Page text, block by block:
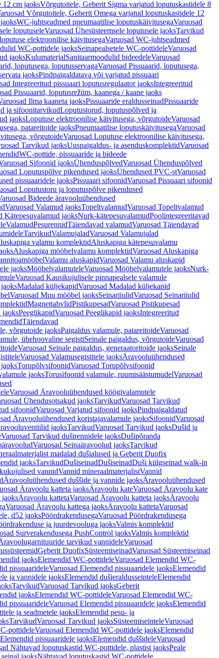
12 cm jaoksVõrgutoitele, Geberit Sigma varjatud loputuskastidele 8
Võrgutoitele, Geberit Omega varjatud loputuskastidele 12
WC-juhtseadmed pneumaatilise loputuskäivitusegaVaruosad
loputuseleVaruosad Ühesüsteemsele loputusele jaoksTarvikud
elektroonilise käivitusegaVaruosad WC-juhtseadmed
WC-pottidele jaoksSeinapealsetele WC-pottideleVaruosad
jaoksKulumaterjalSanitaarmoodulid bideedeleVaruosad
loputusega, loputusservagaVaruosad Pissuaarid, loputusega,
jaoksPindpaigaldatava või varjatud pissuaari
Integreeritud pissuaari loputusregulaator jaoksIntegreeritud
Pissuaarid, loputusrežiim, kaanega / kaane jaoks
Ilma kaaneta jaoksPissuaaride eraldusseinadPissuaaride
ja sifoonitarvikudLoputustorud, loputuspõlved ja
jaoksLoputuse elektroonilise käivitusega, võrgutoideVaruosad
patareitoide jaoksPneumaatilise loputuskäivitusegaVaruosad
võrgutoideVaruosad Loputuse elektroonilise käivitusega,
Tarvikud jaoksUuspaigaldus- ja asenduskomplektidVaruosad
WC-pottide, pissuaaride ja bideede
Sifoonid jaoksÜhenduspõlvedVaruosad Ühenduspõlved
Loputuspõlve pikendused jaoksÜhendused PVC-stVaruosad
pissuaaridele jaoksPissuaari sifoonidVaruosad Pissuaari sifoonid
Loputustoru ja loputuspõlve pikendused
Bideede äravooluühendused
Varuosad Valamud jaoksTopeltvalamudVaruosad Topeltvalamud
Kätepesuvalamud jaoksNurk-kätepesuvalamudPoolintegreeritavad
ValamudPesurennidTäiendavad valamudVaruosad Täiendavad
TarvikudValamujaladVaruosad Valamujalad
valamu komplektidAluskapiga kätepesuvalamu
Aluskapiga mööbelvalamu komplektidVaruosad Aluskapiga
Valamu aluskapidVaruosad Valamu aluskapid
jaoksMööbelvalamuteleVaruosad Mööbelvalamutele jaoksNurk-
Varuosad Kausikujulisele pinnapealsele valamule
Madalad küljekapidVaruosad Madalad küljekapid
Varuosad Muu mööbel jaoksSeinariiulidVaruosad Seinariiulid
MagnettahvlidPistikupesadVaruosad Pistikupesad
jaoksPeeglikapidVaruosad Peeglikapid jaoksIntegreeritud
Täiendavad
võrgutoide jaoksPaigaldus valamule, patareitoideVaruosad
ühehoovaline segistiSeinale paigaldus, võrgutoideVaruosad
Varuosad Seinale paigaldus, generaatoritoide jaoksSeinale
Varuosad Valamusegistitele jaoksÄravooluühendused
TorupõlvsifoonidVaruosad Torupõlvsifoonid
jaoksTorusifoonid valamule, ruumisäästumudelVaruosad
Varuosad Äravooluühendused köögivalamutele
Ühendusotsakud jaoksTarvikudVaruosad Tarvikud
sifoonidVaruosad Varjatud sifoonid jaoksPindpaigaldatud
Äravooluühendused koristajavalamule jaoksSifoonidVaruosad
jaoksTarvikudVaruosad Tarvikud jaoksDušid ja
Varuosad Tarvikud duširennidele jaoksDušipõranda
Varuosad Seinaäravoolud jaoksTarvikud
madalad dušialused ja Geberit Duofix
jaoksTarvikudDušiseinadDušiseinadDuši külgseinad walk-in
vannidVannid mineraalmaterjalistVannid
Äravooluühendused duššide ja vannide jaoksÄravooluühendused
Äravoolu katteta jaoksÄravoolu kateVaruosad Äravoolu kate
jaoksÄravoolu kattetaVaruosad Äravoolu katteta jaoksÄravoolu
Varuosad Äravoolu kattega jaoksÄravoolu kattetaVaruosad
d52 jaoksPöördrakendusegaVaruosad Pöördrakendusega
ja juurdevooluga jaoksValmis komplektid
Surverakendusega PushControl jaoksValmis komplektid
tarvikud vannideleVaruosad
Geberit DuofixSüsteemiseinadVaruosad Süsteemiseinad
jaoksElemendid WC-pottideleVaruosad Elemendid WC-
pissuaarideleVaruosad Elemendid pissuaaridele jaoksElemendid
ja vannidele jaoksElemendid dušieraldusseinteleElemendid
TarvikudVaruosad Tarvikud jaoksGeberit
jaoksElemendid WC-pottideleVaruosad Elemendid WC-
pissuaarideleVaruosad Elemendid pissuaaridele jaoksElemendid
ja seadmetele jaoksElemendid pesu- ja
TarvikudVaruosad Tarvikud jaoksSüsteemiseinteleVaruosad
pottideleVaruosad Elemendid WC-pottidele jaoksElemendid
pissuaaridele jaoksElemendid duššideleVaruosad
Nähtavad loputuskastid WC-pottidele, plastist jaoksPeale
jaoksNähtavad loputuskastid WC-pottidele,